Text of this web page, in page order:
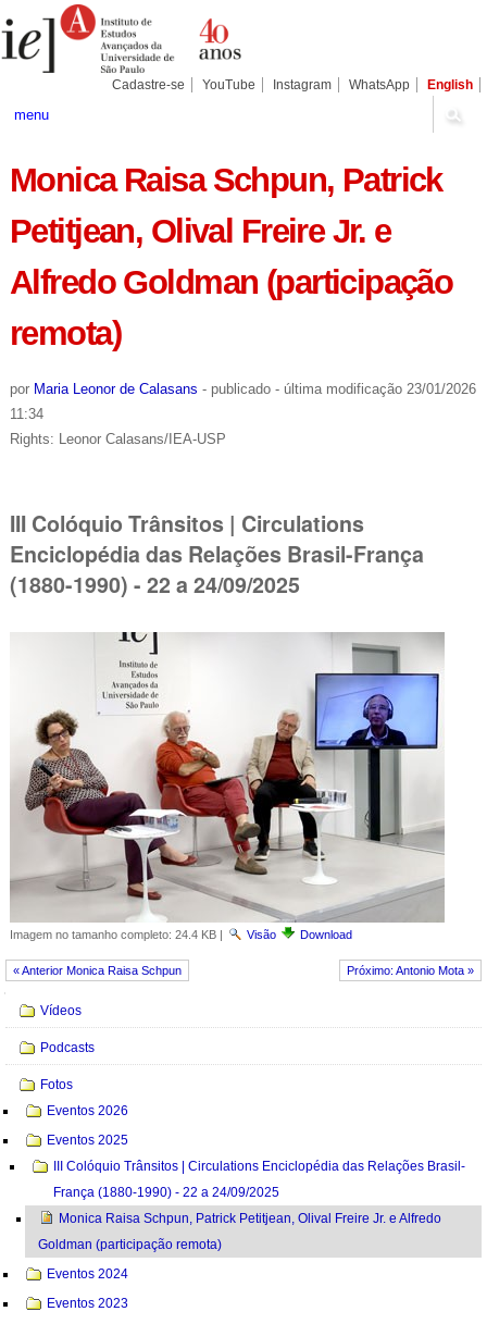
para
conteúdo.
Pessoais
Cadastre-se YouTube Instagram WhatsApp English
menu
Monica Raisa Schpun, Patrick
Petitjean, Olival Freire Jr. e
Alfredo Goldman (participação
remota)
por Maria Leonor de Calasans - publicado - última modificação23/01/2026
11:34
Rights: Leonor Calasans/IEA-USP
III Colóquio Trânsitos | Circulations
Enciclopédia das Relações Brasil-França
(1880-1990) - 22 a 24/09/2025
Imagem no tamanho completo: 24.4 KB| Visão Download
« Anterior Monica Raisa Schpun Próximo: Antonio Mota »
Vídeos
Podcasts
Fotos
Eventos 2026
Eventos 2025
III Colóquio Trânsitos | Circulations Enciclopédia das Relações Brasil-
França (1880-1990) - 22 a 24/09/2025
Monica Raisa Schpun, Patrick Petitjean, Olival Freire Jr. e Alfredo
Goldman (participação remota)
Eventos 2024
Eventos 2023